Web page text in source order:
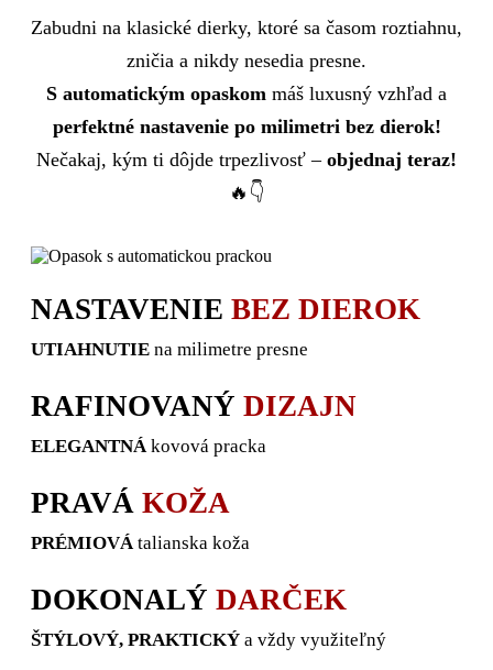
Zabudni na klasické dierky, ktoré sa časom roztiahnu,
zničia a nikdy nesedia presne.
S automatickým opaskom máš luxusný vzhľad a
perfektné nastavenie po milimetri bez dierok!
Nečakaj, kým ti dôjde trpezlivosť – objednaj teraz!
🔥👇
NASTAVENIE BEZ DIEROK
UTIAHNUTIE na milimetre presne
RAFINOVANÝ DIZAJN
ELEGANTNÁ kovová pracka
PRAVÁ KOŽA
PRÉMIOVÁ talianska koža
DOKONALÝ DARČEK
ŠTÝLOVÝ, PRAKTICKÝ a vždy využiteľný